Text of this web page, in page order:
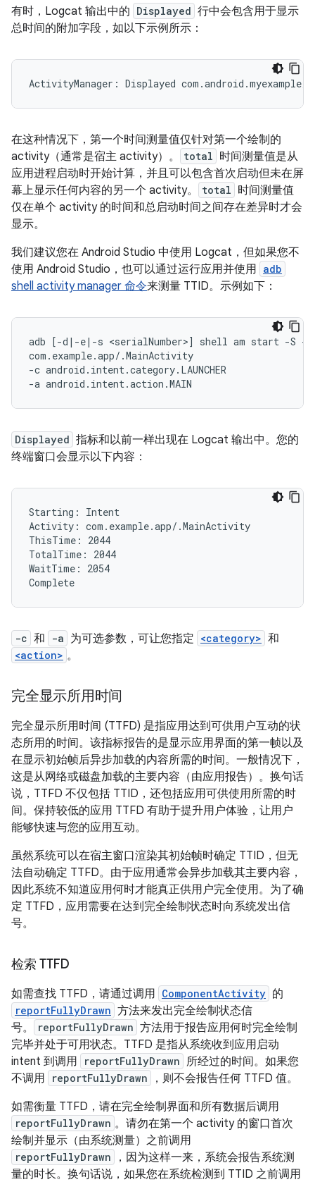
有时，Logcat 输出中的 Displayed 行中会包含用于显示
总时间的附加字段，如以下示例所示：
在这种情况下，第一个时间测量值仅针对第一个绘制的
activity（通常是宿主 activity）。
total 时间测量值是从
应用进程启动时开始计算，并且可以包含首次启动但未在屏
幕上显示任何内容的另一个 activity。
total 时间测量值
仅在单个 activity 的时间和总启动时间之间存在差异时才会
显示。
我们建议您在 Android Studio 中使用 Logcat，但如果您不
使用 Android Studio，也可以通过运行应用并使用 adb
shell activity manager 命令来测量 TTID。示例如下：
adb [-d|-e|-s <serialNumber>] shell am start -S -W
com.example.app/.MainActivity
-c android.intent.category.LAUNCHER
Displayed 指标和以前一样出现在 Logcat 输出中。您的
终端窗口会显示以下内容：
Starting: Intent
Activity: com.example.app/.MainActivity
ThisTime: 2044
TotalTime: 2044
WaitTime: 2054
-c 和 -a 为可选参数，可让您指定 <category> 和
<action> 。
完全显示所用时间
完全显示所用时间 (TTFD) 是指应用达到可供用户互动的状
态所用的时间。该指标报告的是显示应用界面的第一帧以及
在显示初始帧后异步加载的内容所需的时间。一般情况下，
这是从网络或磁盘加载的主要内容（由应用报告）。换句话
说，TTFD 不仅包括 TTID，还包括应用可供使用所需的时
间。保持较低的应用 TTFD 有助于提升用户体验，让用户
能够快速与您的应用互动。
虽然系统可以在宿主窗口渲染其初始帧时确定 TTID，但无
法自动确定 TTFD。由于应用通常会异步加载其主要内容，
因此系统不知道应用何时才能真正供用户完全使用。为了确
定 TTFD，应用需要在达到完全绘制状态时向系统发出信
号。
检索 TTFD
如需查找 TTFD，请通过调用 ComponentActivity 的
reportFullyDrawn 方法来发出完全绘制状态信
号。
reportFullyDrawn 方法用于报告应用何时完全绘制
完毕并处于可用状态。TTFD 是指从系统收到应用启动
intent 到调用
reportFullyDrawn 所经过的时间。如果您
不调用
reportFullyDrawn
，则不会报告任何 TTFD 值。
如需衡量 TTFD，请在完全绘制界面和所有数据后调用
reportFullyDrawn 。请勿在第一个 activity 的窗口首次
绘制并显示（由系统测量）之前调用
reportFullyDrawn
，因为这样一来，系统会报告系统测
量的时长。换句话说，如果您在系统检测到 TTID 之前调用